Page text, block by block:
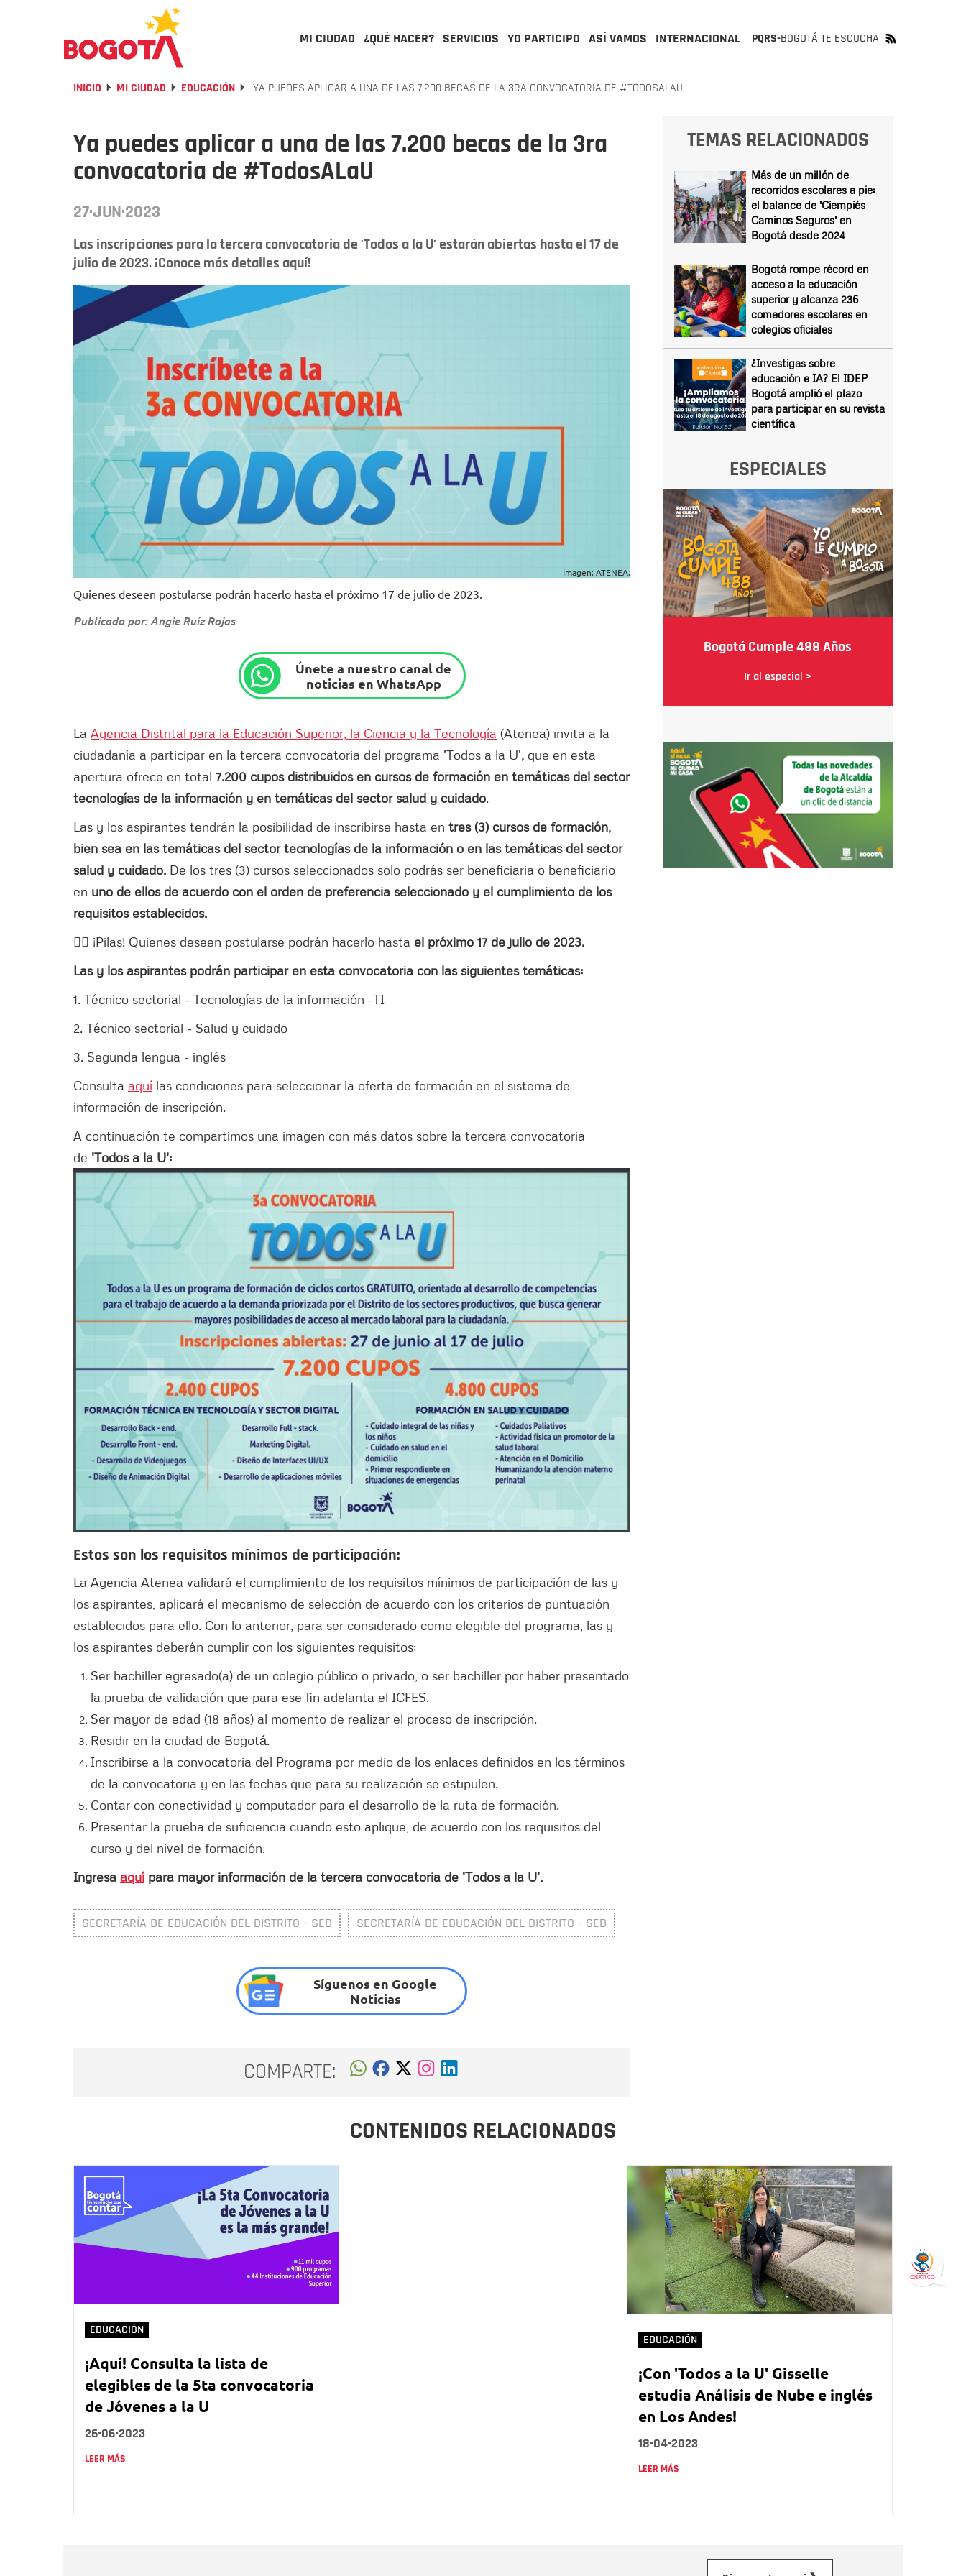
MI CIUDAD ¿QUÉ HACER? SERVICIOS YO PARTICIPO ASÍ VAMOS INTERNACIONAL PQRS-BOGOTÁ TE ESCUCHA
INICIO MI CIUDAD EDUCACIÓN YA PUEDES APLICAR A UNA DE LAS 7.200 BECAS DE LA 3RA CONVOCATORIA DE #TODOSALAU
Ya puedes aplicar a una de las 7.200 becas de la 3ra
convocatoria de #TodosALaU
27·JUN·2023
Las inscripciones para la tercera convocatoria de 'Todos a la U' estarán abiertas hasta el 17 de
julio de 2023. ¡Conoce más detalles aquí!
Imagen: ATENEA.
Quienes deseen postularse podrán hacerlo hasta el próximo 17 de julio de 2023.
Publicado por: Angie Ruíz Rojas
Únete a nuestro canal de
noticias en WhatsApp
La Agencia Distrital para la Educación Superior, la Ciencia y la Tecnología (Atenea) invita a la
ciudadanía a participar en la tercera convocatoria del programa 'Todos a la U', que en esta
apertura ofrece en total 7.200 cupos distribuidos en cursos de formación en temáticas del sector
tecnologías de la información y en temáticas del sector salud y cuidado.
Las y los aspirantes tendrán la posibilidad de inscribirse hasta en tres (3) cursos de formación,
bien sea en las temáticas del sector tecnologías de la información o en las temáticas del sector
salud y cuidado. De los tres (3) cursos seleccionados solo podrás ser beneficiaria o beneficiario
en uno de ellos de acuerdo con el orden de preferencia seleccionado y el cumplimiento de los
requisitos establecidos.
👉🏻 ¡Pilas! Quienes deseen postularse podrán hacerlo hasta el próximo 17 de julio de 2023.
Las y los aspirantes podrán participar en esta convocatoria con las siguientes temáticas:
1. Técnico sectorial - Tecnologías de la información -TI
2. Técnico sectorial - Salud y cuidado
3. Segunda lengua - inglés
Consulta aquí las condiciones para seleccionar la oferta de formación en el sistema de
información de inscripción.
A continuación te compartimos una imagen con más datos sobre la tercera convocatoria
de 'Todos a la U':
Estos son los requisitos mínimos de participación:
La Agencia Atenea validará el cumplimiento de los requisitos mínimos de participación de las y
los aspirantes, aplicará el mecanismo de selección de acuerdo con los criterios de puntuación
establecidos para ello. Con lo anterior, para ser considerado como elegible del programa, las y
los aspirantes deberán cumplir con los siguientes requisitos:
Ser bachiller egresado(a) de un colegio público o privado, o ser bachiller por haber presentado
la prueba de validación que para ese fin adelanta el ICFES.
Ser mayor de edad (18 años) al momento de realizar el proceso de inscripción.
Residir en la ciudad de Bogotá́.
Inscribirse a la convocatoria del Programa por medio de los enlaces definidos en los términos
de la convocatoria y en las fechas que para su realización se estipulen.
Contar con conectividad y computador para el desarrollo de la ruta de formación.
Presentar la prueba de suficiencia cuando esto aplique, de acuerdo con los requisitos del
curso y del nivel de formación.
Ingresa aquípara mayor información de la tercera convocatoria de 'Todos a la U'.
SECRETARÍA DE EDUCACIÓN DEL DISTRITO - SED SECRETARÍA DE EDUCACIÓN DEL DISTRITO - SED
Síguenos en Google
Noticias
COMPARTE:
TEMAS RELACIONADOS
Más de un millón de
recorridos escolares a pie:
el balance de 'Ciempiés
Caminos Seguros' en
Bogotá desde 2024
Bogotá rompe récord en
acceso a la educación
superior y alcanza 236
comedores escolares en
colegios oficiales
¿Investigas sobre
educación e IA? El IDEP
Bogotá amplió el plazo
para participar en su revista
científica
ESPECIALES
Bogotá Cumple 488 Años
Ir al especial >
CONTENIDOS RELACIONADOS
EDUCACIÓN
¡Aquí! Consulta la lista de
elegibles de la 5ta convocatoria
de Jóvenes a la U
26•06•2023
LEER MÁS
EDUCACIÓN
¡Con 'Todos a la U' Gisselle
estudia Análisis de Nube e inglés
en Los Andes!
18•04•2023
LEER MÁS